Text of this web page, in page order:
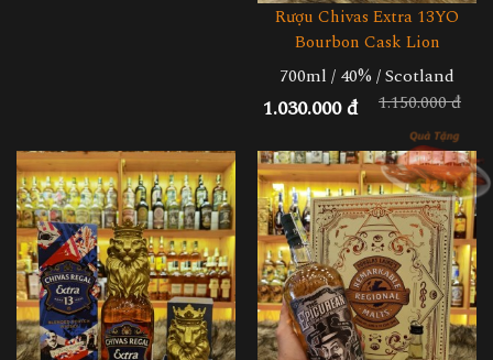
Rượu Chivas Extra 13YO
Bourbon Cask Lion
700ml / 40% / Scotland
1.150.000 đ
1.030.000 đ